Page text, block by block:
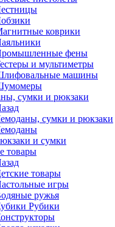
коврики
фены
и мультиметры
машины
сумки и рюкзаки
сумки и рюкзаки
и сумки
товары
товары
игры
ружья
Рубики